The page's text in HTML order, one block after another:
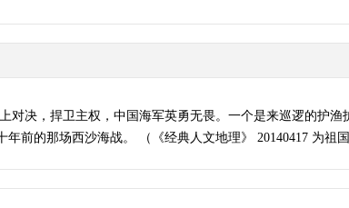
对决，捍卫主权，中国海军英勇无畏。一个是来巡逻的护渔
前的那场西沙海战。 （《经典人文地理》 20140417 为祖